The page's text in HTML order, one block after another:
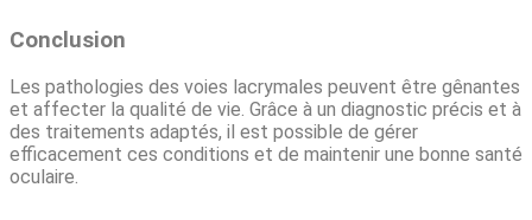
Conclusion
Les pathologies des voies lacrymales peuvent être gênantes
et affecter la qualité de vie. Grâce à un diagnostic précis et à
des traitements adaptés, il est possible de gérer
efficacement ces conditions et de maintenir une bonne santé
oculaire.